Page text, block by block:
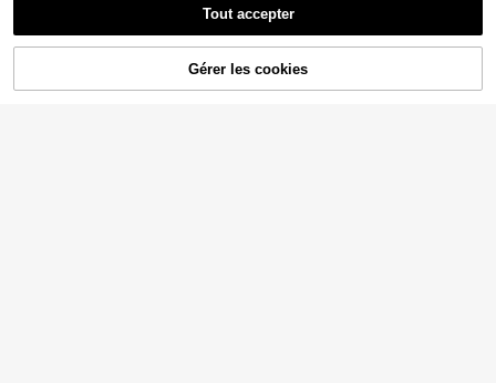
AJOUTER AU PANIER
Tout accepter
Gérer les cookies